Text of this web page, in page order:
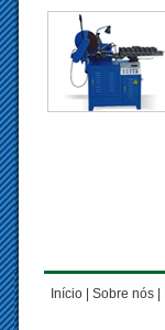
Início| Sobre nós|